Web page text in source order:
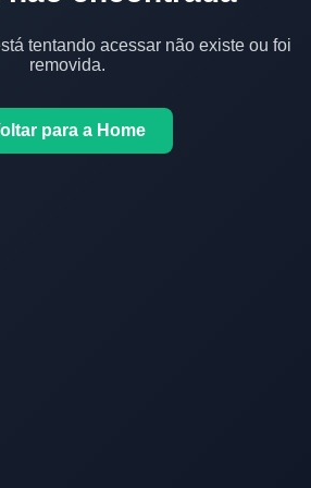
tentando acessar não existe ou foi
removida.
para a Home